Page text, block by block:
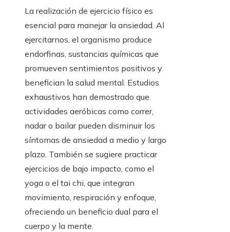
La realización de ejercicio físico es
esencial para manejar la ansiedad. Al
ejercitarnos, el organismo produce
endorfinas, sustancias químicas que
promueven sentimientos positivos y
benefician la salud mental. Estudios
exhaustivos han demostrado que
actividades aeróbicas como correr,
nadar o bailar pueden disminuir los
síntomas de ansiedad a medio y largo
plazo. También se sugiere practicar
ejercicios de bajo impacto, como el
yoga o el tai chi, que integran
movimiento, respiración y enfoque,
ofreciendo un beneficio dual para el
cuerpo y la mente.